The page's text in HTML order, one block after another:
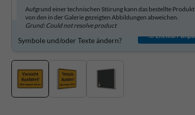
Aufgrund einer technischen Störung kann das bestellte Produkt
von den in der Galerie gezeigten Abbildungen abweichen.
Grund: Could not resolve product
In 3D anzeigen
Produkt individuell gestalten?
Symbole und/oder Texte ändern?
Entwurf